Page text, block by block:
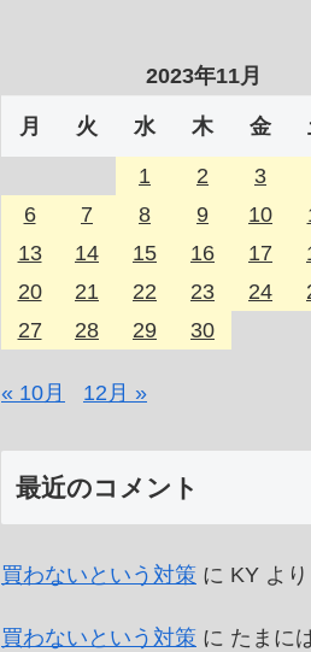
2023年11月
月 火 水 木 金
1 2 3
6
7 8 9 10
13
14 15 16 17
20
21 22 23 24
27
28 29 30
« 10月 12月 »
最近のコメント
買わないという対策 に KY より
買わないという対策 に たまに